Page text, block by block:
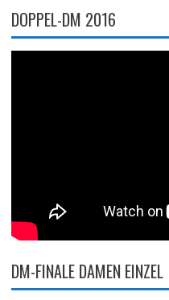
DOPPEL-DM 2016
DM-FINALE DAMEN EINZEL